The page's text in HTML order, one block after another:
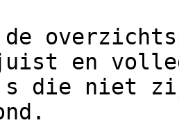
juist en
die niet